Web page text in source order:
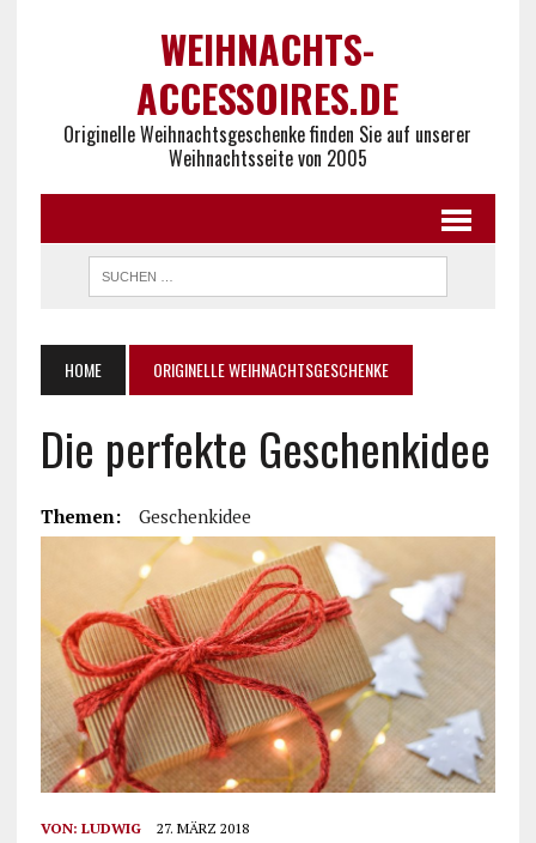
WEIHNACHTS-
ACCESSOIRES.DE
Originelle Weihnachtsgeschenke finden Sie auf unserer
Weihnachtsseite von 2005
HOME ORIGINELLE WEIHNACHTSGESCHENKE
Die perfekte Geschenkidee
Themen: Geschenkidee
VON: LUDWIG 27. MÄRZ 2018